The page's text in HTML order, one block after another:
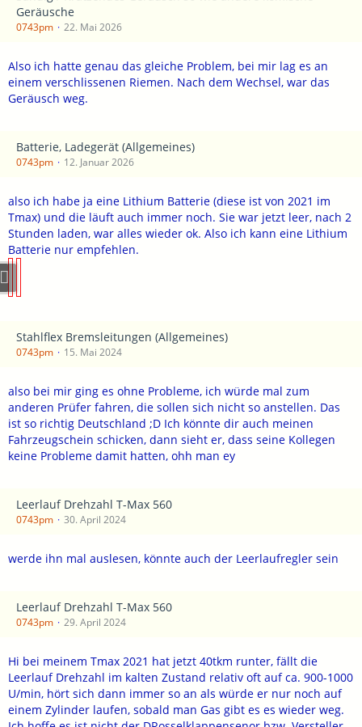
Geräusche
0743pm 22. Mai 2026
Also ich hatte genau das gleiche Problem, bei mir lag es an
einem verschlissenen Riemen. Nach dem Wechsel, war das
Geräusch weg.
Batterie, Ladegerät (Allgemeines)
0743pm 12. Januar 2026
also ich habe ja eine Lithium Batterie (diese ist von 2021 im
Tmax) und die läuft auch immer noch. Sie war jetzt leer, nach 2
Stunden laden, war alles wieder ok. Also ich kann eine Lithium
Batterie nur empfehlen.
Stahlflex Bremsleitungen (Allgemeines)
0743pm 15. Mai 2024
also bei mir ging es ohne Probleme, ich würde mal zum
anderen Prüfer fahren, die sollen sich nicht so anstellen. Das
ist so richtig Deutschland ;D Ich könnte dir auch meinen
Fahrzeugschein schicken, dann sieht er, dass seine Kollegen
keine Probleme damit hatten, ohh man ey
Leerlauf Drehzahl T-Max 560
0743pm 30. April 2024
werde ihn mal auslesen, könnte auch der Leerlaufregler sein
Leerlauf Drehzahl T-Max 560
0743pm 29. April 2024
Hi bei meinem Tmax 2021 hat jetzt 40tkm runter, fällt die
Leerlauf Drehzahl im kalten Zustand relativ oft auf ca. 900-1000
U/min, hört sich dann immer so an als würde er nur noch auf
einem Zylinder laufen, sobald man Gas gibt es es wieder weg.